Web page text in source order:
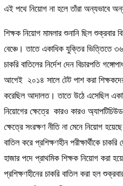
এই পথে নিয়োগ না হলে তাঁরা অন্যভাবে
শিক্ষক নিয়োগ মামলার শুনানি ছিল শুক্রবার
বেঞ্চে। তাতে একাধিক যুক্তির ভিত্তিতে ৩৬
চাকরি বাতিলের নির্দেশ দেন বিচারপতি
আগেই ২০১৪ সালে টেট পাশ করা
করেছিল আদালত। তাতে উঠে এসেছিল
নিয়োগের ক্ষেত্রে কারও কারও
ক্ষেত্রে সংরক্ষণ নীতি না মেনে নিয়োগ
বাতিল করে প্রশিক্ষণহীন পরীক্ষার্থীকে
হাজার পদে প্রাথমিক শিক্ষক নিয়োগ করা
প্রশিক্ষণহীনের চাকরি বাতিল করা হল